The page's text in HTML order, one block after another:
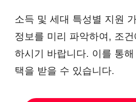
소득 및 세대 특성별 지원
정보를 미리 파악하여, 조
하시기 바랍니다. 이를 통해
택을 받을 수 있습니다.